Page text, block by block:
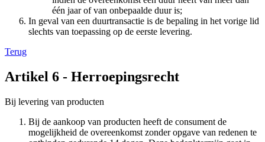
één jaar of van onbepaalde duur is;
In geval van een duurtransactie is de bepaling in het vorige lid
slechts van toepassing op de eerste levering.
Terug
Artikel 6 - Herroepingsrecht
Bij levering van producten
Bij de aankoop van producten heeft de consument de
mogelijkheid de overeenkomst zonder opgave van redenen te